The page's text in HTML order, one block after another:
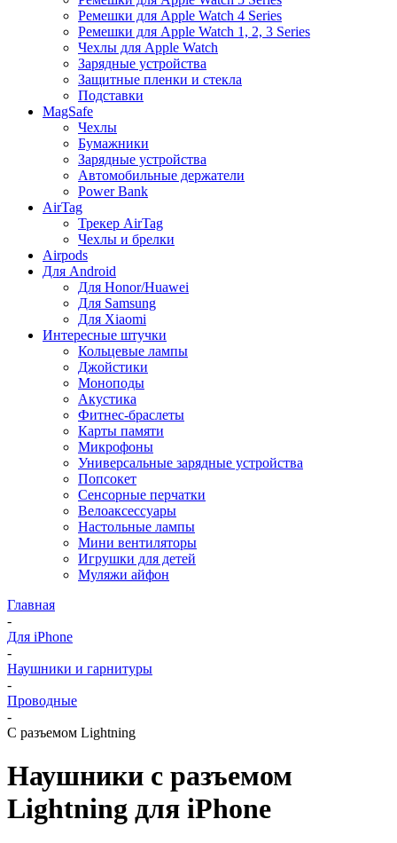
Ремешки для Apple Watch 4 Series
Ремешки для Apple Watch 1, 2, 3 Series
Чехлы для Apple Watch
Зарядные устройства
Защитные пленки и стекла
Подставки
MagSafe
Чехлы
Бумажники
Зарядные устройства
Автомобильные держатели
Power Bank
AirTag
Трекер AirTag
Чехлы и брелки
Airpods
Для Android
Для Honor/Huawei
Для Samsung
Для Xiaomi
Интересные штучки
Кольцевые лампы
Джойстики
Моноподы
Акустика
Фитнес-браслеты
Карты памяти
Микрофоны
Универсальные зарядные устройства
Попсокет
Сенсорные перчатки
Велоаксессуары
Настольные лампы
Мини вентиляторы
Игрушки для детей
Муляжи айфон
Главная
-
Для iPhone
-
Наушники и гарнитуры
-
Проводные
-
С разъемом Lightning
Наушники с разъемом
Lightning для iPhone